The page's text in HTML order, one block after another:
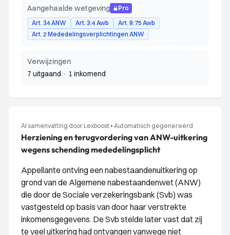
Aangehaalde wetgeving
Pro
Art. 34 ANW
Art. 3:4 Awb
Art. 8:75 Awb
Art. 2 Mededelingsverplichtingen ANW
Verwijzingen
7 uitgaand · 1 inkomend
AI samenvatting door Lexboost • Automatisch gegenereerd
Herziening en terugvordering van ANW-uitkering
wegens schending mededelingsplicht
Appellante ontving een nabestaandenuitkering op
grond van de Algemene nabestaandenwet (ANW)
die door de Sociale verzekeringsbank (Svb) was
vastgesteld op basis van door haar verstrekte
inkomensgegevens. De Svb stelde later vast dat zij
te veel uitkering had ontvangen vanwege niet